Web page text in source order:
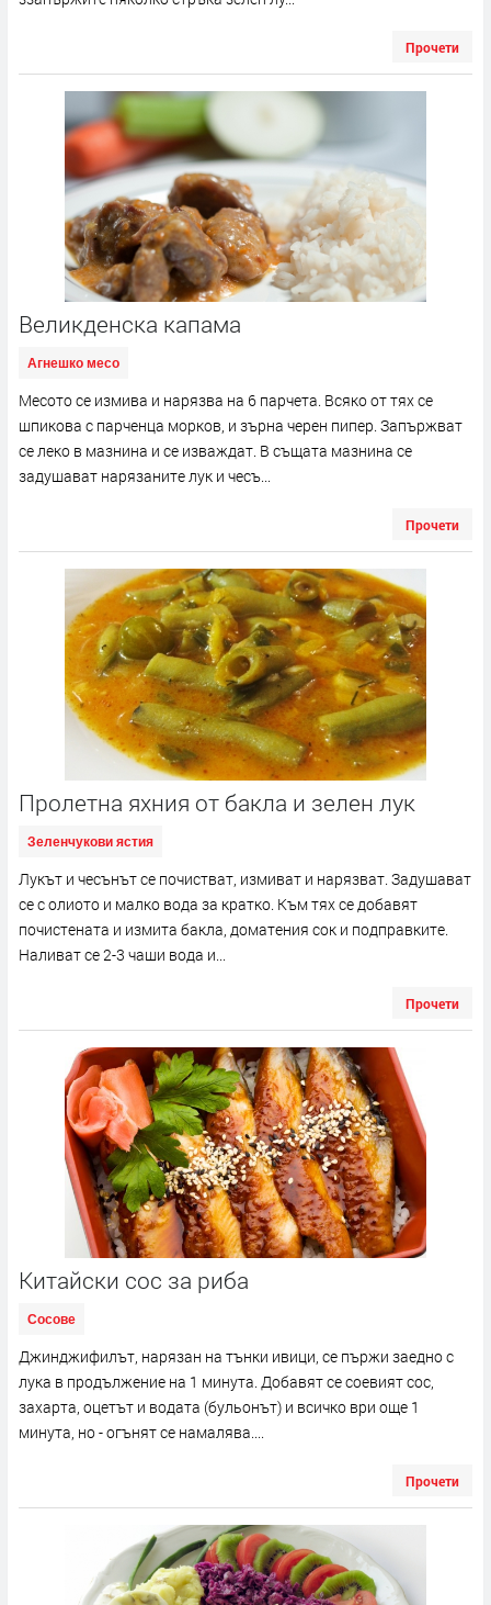
Прочети
Великденска капама
Агнешко месо
Месото се измива и нарязва на 6 парчета. Всяко от тях се
шпикова с парченца морков, и зърна черен пипер. Запържват
се леко в мазнина и се изваждат. В същата мазнина се
задушават нарязаните лук и чесъ...
Прочети
Пролетна яхния от бакла и зелен лук
Зеленчукови ястия
Лукът и чесънът се почистват, измиват и нарязват. Задушават
се с олиото и малко вода за кратко. Към тях се добавят
почистената и измита бакла, доматения сок и подправките.
Наливат се 2-3 чаши вода и...
Прочети
Китайски сос за риба
Сосове
Джинджифилът, нарязан на тънки ивици, се пържи заедно с
лука в продължение на 1 минута. Добавят се соевият сос,
захарта, оцетът и водата (бульонът) и всичко ври още 1
минута, но - огънят се намалява....
Прочети